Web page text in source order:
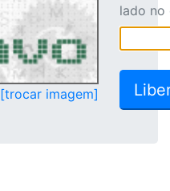
[trocar imagem]
lado no